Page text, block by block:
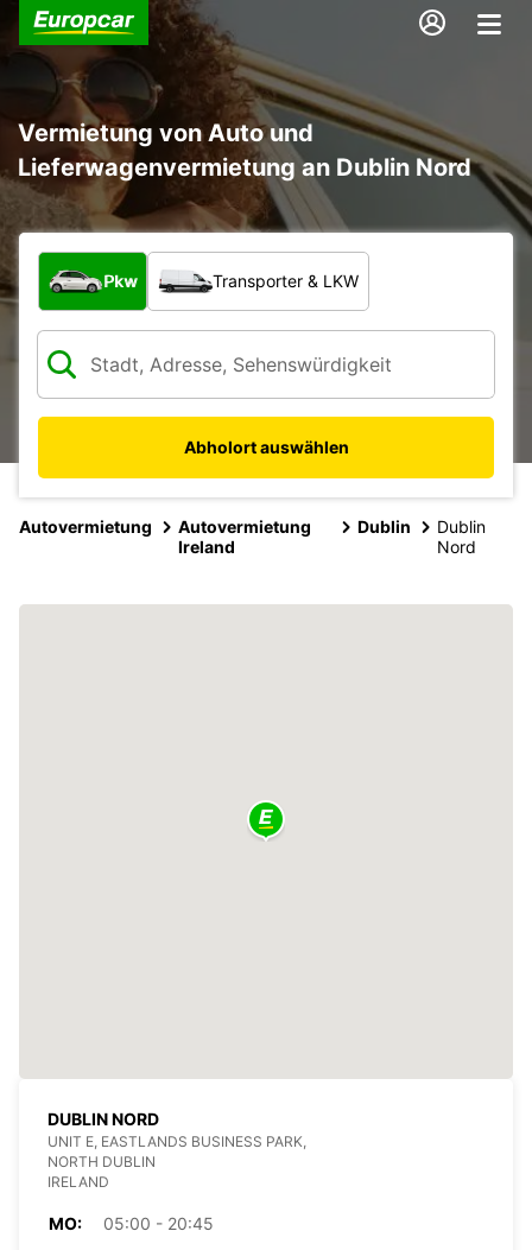
Vermietung von Auto und
Lieferwagenvermietung an Dublin Nord
Welche Art von Fahrzeug?
Pkw Transporter & LKW
Abholort auswählen
Autovermietung
Autovermietung
Ireland
Dublin
Dublin
Nord
DUBLIN NORD
UNIT E, EASTLANDS BUSINESS PARK,
NORTH DUBLIN
IRELAND
MO:
05:00 - 20:45